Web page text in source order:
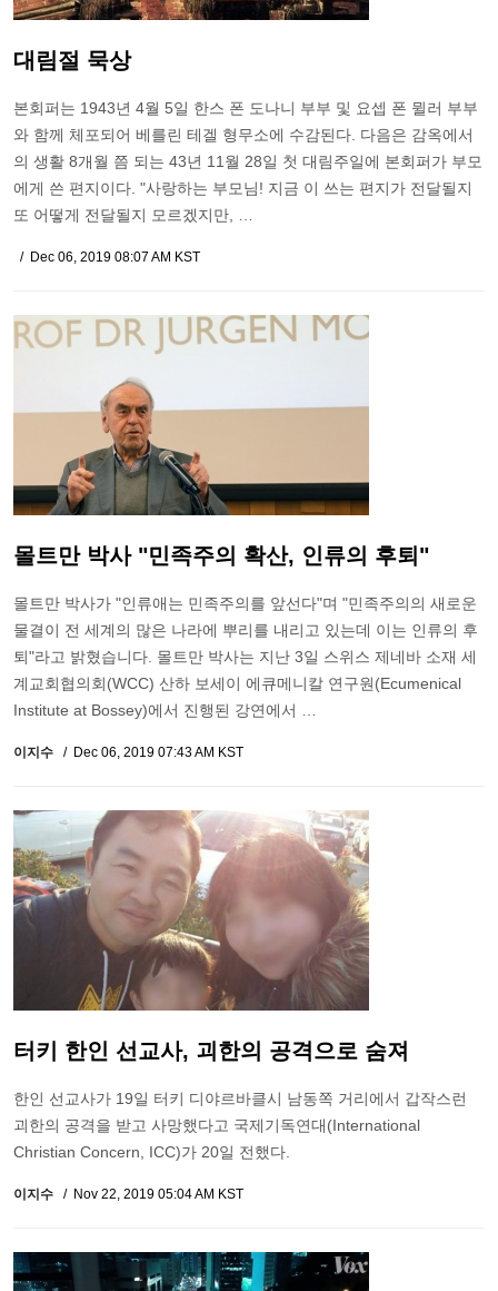
대림절 묵상
본회퍼는 1943년 4월 5일 한스 폰 도나니 부부 및 요셉 폰 뮐러 부부
와 함께 체포되어 베를린 테겔 형무소에 수감된다. 다음은 감옥에서
의 생활 8개월 쯤 되는 43년 11월 28일 첫 대림주일에 본회퍼가 부모
에게 쓴 편지이다. "사랑하는 부모님! 지금 이 쓰는 편지가 전달될지
또 어떻게 전달될지 모르겠지만, …
Dec 06, 2019 08:07 AM KST
몰트만 박사 "민족주의 확산, 인류의 후퇴"
몰트만 박사가 "인류애는 민족주의를 앞선다"며 "민족주의의 새로운
물결이 전 세계의 많은 나라에 뿌리를 내리고 있는데 이는 인류의 후
퇴"라고 밝혔습니다. 몰트만 박사는 지난 3일 스위스 제네바 소재 세
계교회협의회(WCC) 산하 보세이 에큐메니칼 연구원(Ecumenical
Institute at Bossey)에서 진행된 강연에서 …
이지수 Dec 06, 2019 07:43 AM KST
터키 한인 선교사, 괴한의 공격으로 숨져
한인 선교사가 19일 터키 디야르바클시 남동쪽 거리에서 갑작스런
괴한의 공격을 받고 사망했다고 국제기독연대(International
Christian Concern, ICC)가 20일 전했다.
이지수 Nov 22, 2019 05:04 AM KST